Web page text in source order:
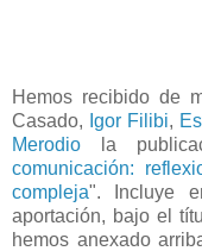
Hemos recibido de
Casado, Igor Filibi,
Merodio la
comunicación:
compleja". Incluye
aportación, bajo el
hemos anexado